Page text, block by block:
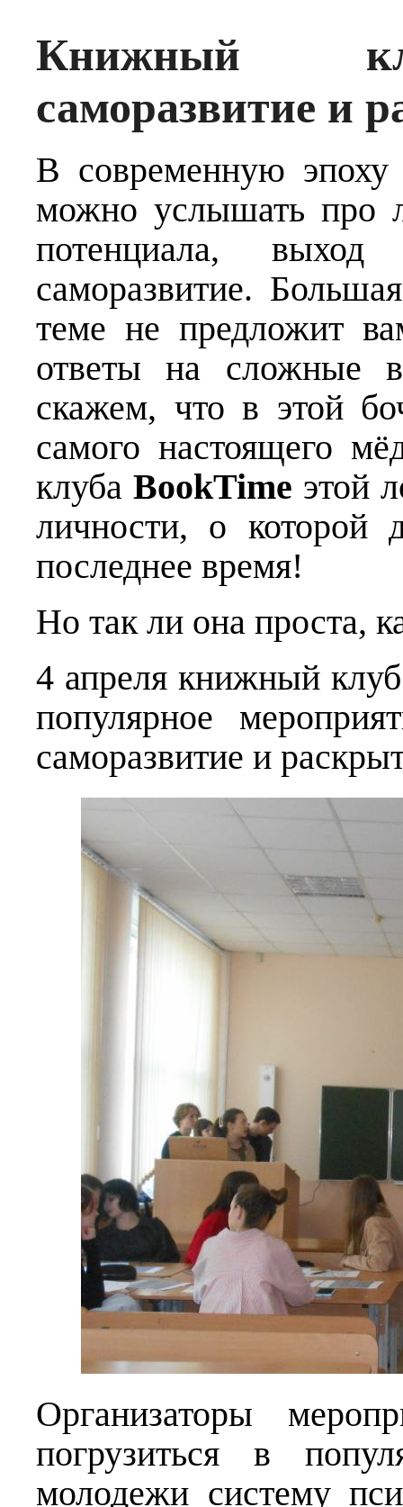
Книжный
саморазвитие и
В современную эпоху
можно услышать про
потенциала,
саморазвитие.
теме не предложит
ответы на сложные
скажем, что в этой
самого настоящего
клуба BookTime этой
личности, о которой
последнее время!
Но так ли она проста,
4 апреля книжный
популярное
саморазвитие и
Организаторы
погрузиться в
молодежи систему